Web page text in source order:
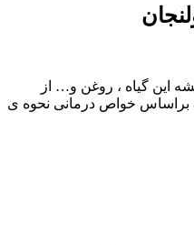
این گیاه ، روغن و… از
براساس خواص درمانی نحوه ی